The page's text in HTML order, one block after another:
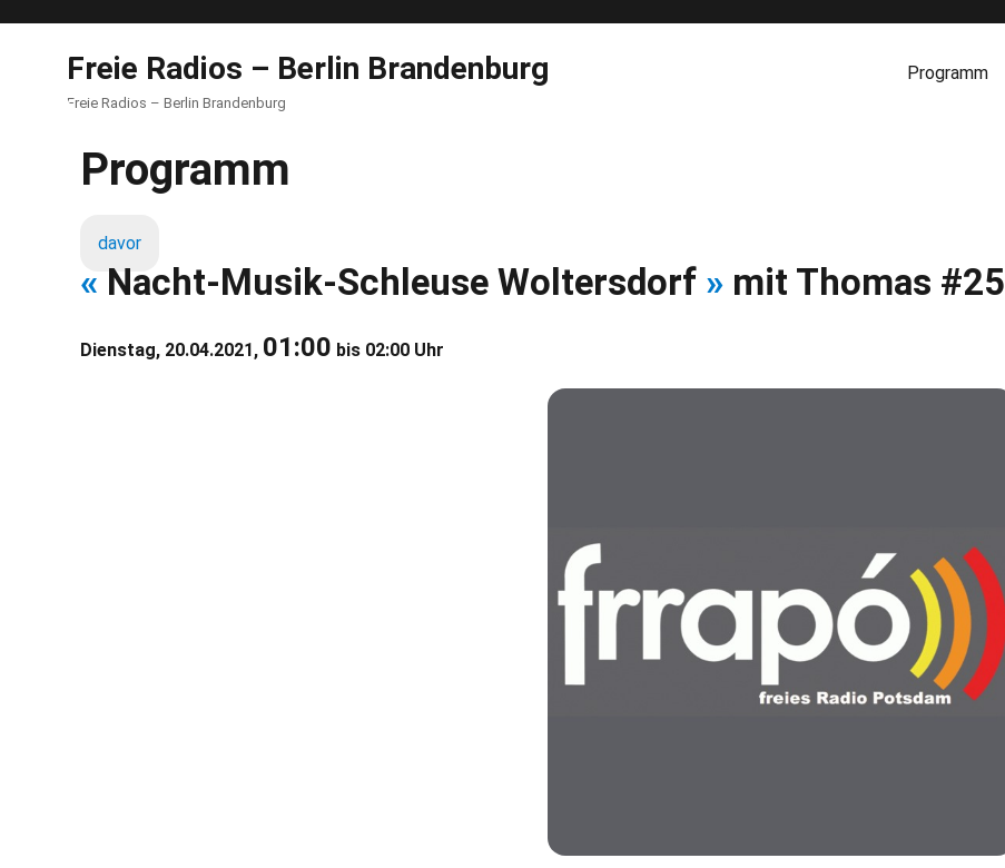
Freie Radios – Berlin Brandenburg
Freie Radios – Berlin Brandenburg
Programm
Programm
davor
« Nacht-Musik-Schleuse Woltersdorf » mit Thomas #25
Dienstag, 20.04.2021, 01:00 bis 02:00 Uhr